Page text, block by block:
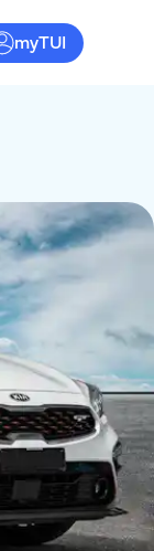
myTUI